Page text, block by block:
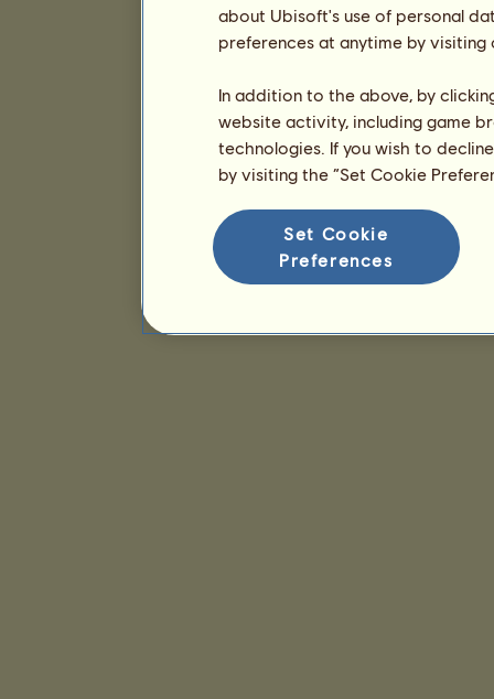
about Ubisoft's use of personal
preferences at anytime by
In addition to the above, by
website activity, including game
technologies. If you wish to
by visiting the “Set Cookie
Set Cookie
Preferences